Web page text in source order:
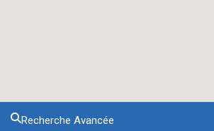
Recherche Avancée